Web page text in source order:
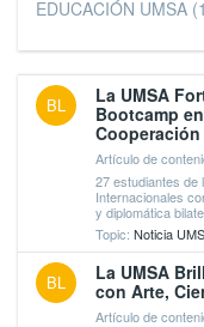
EDUCACIÓN UMSA
BL
La UMSA
Bootcamp
Artículo de
27 estudiantes de
Internacionales
y diplomática
Topic: Noticia
BL
La UMSA
con Arte,
Artículo de